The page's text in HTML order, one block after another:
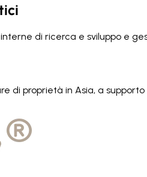
di ricerca e sviluppo e
di proprietà in Asia, a